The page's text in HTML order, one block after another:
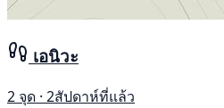
เอนิวะ
2 จุด · 2สัปดาห์ที่แล้ว